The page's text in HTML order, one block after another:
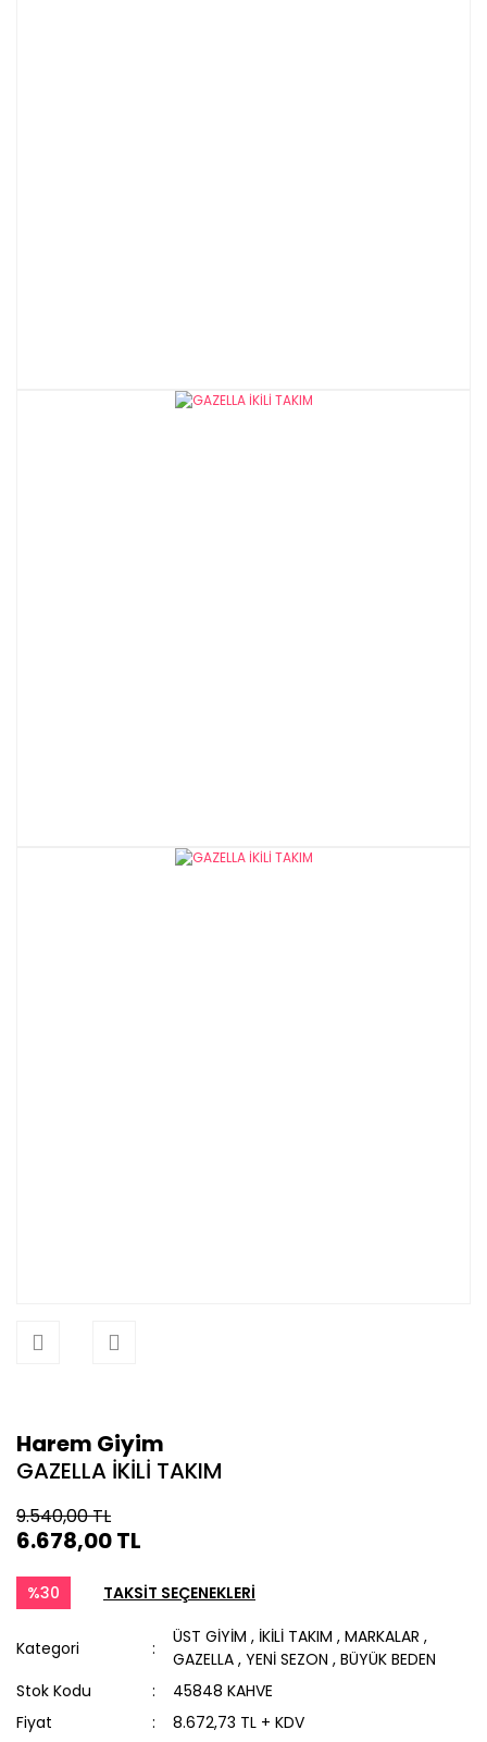
Harem Giyim
GAZELLA İKİLİ TAKIM
9.540,00 TL
6.678,00 TL
%30 TAKSİT SEÇENEKLERİ
Kategori
ÜST GİYİM , İKİLİ TAKIM ,MARKALAR ,
GAZELLA ,YENİ SEZON,BÜYÜK BEDEN
Stok Kodu
45848 KAHVE
Fiyat
8.672,73 TL + KDV